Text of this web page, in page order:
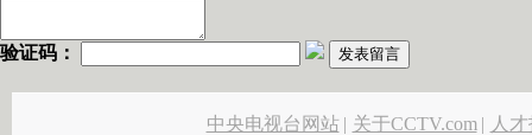
验证码：
中央电视台网站 | 关于CCTV.com | 人